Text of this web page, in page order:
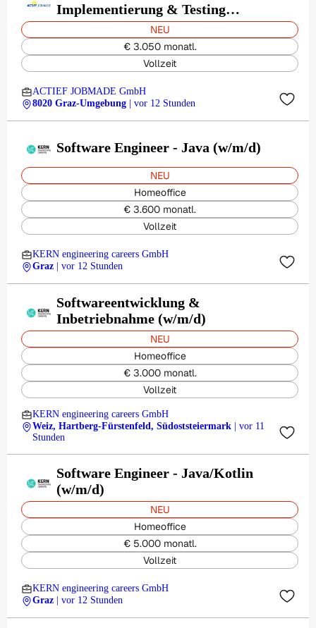
Implementierung & Testing
(m/w/d)
NEU
€ 3.050 monatl.
Vollzeit
ACTIEF JOBMADE GmbH
8020 Graz-Umgebung
| vor 12 Stunden
Software Engineer - Java (w/m/d)
NEU
Homeoffice
€ 3.600 monatl.
Vollzeit
KERN engineering careers GmbH
Graz
| vor 12 Stunden
Softwareentwicklung &
Inbetriebnahme (w/m/d)
NEU
Homeoffice
€ 3.000 monatl.
Vollzeit
KERN engineering careers GmbH
Weiz, Hartberg-Fürstenfeld, Südoststeiermark
| vor 11
Stunden
Software Engineer - Java/Kotlin
(w/m/d)
NEU
Homeoffice
€ 5.000 monatl.
Vollzeit
KERN engineering careers GmbH
Graz
| vor 12 Stunden